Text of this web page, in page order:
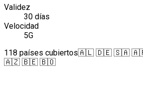
Validez
30 días
Velocidad
5G
118 países cubiertos🇦🇱 🇩🇪 🇸🇦
🇦🇿 🇧🇪 🇧🇴